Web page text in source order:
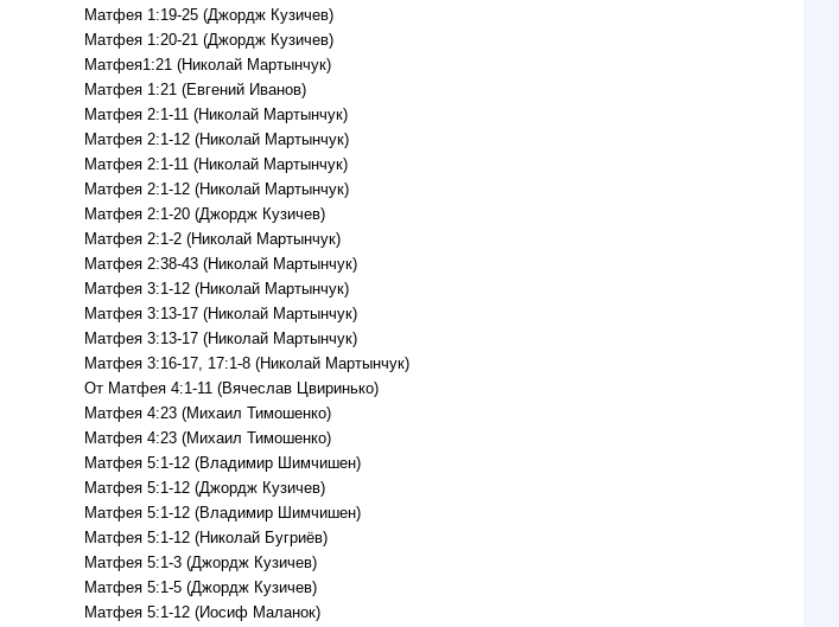
Матфея 1:19-25 (Джордж Кузичев)
Матфея 1:20-21 (Джордж Кузичев)
Матфея1:21 (Николай Мартынчук)
Матфея 1:21 (Евгений Иванов)
Матфея 2:1-11 (Николай Мартынчук)
Матфея 2:1-12 (Николай Мартынчук)
Матфея 2:1-11 (Николай Мартынчук)
Матфея 2:1-12 (Николай Мартынчук)
Матфея 2:1-20 (Джордж Кузичев)
Матфея 2:1-2 (Николай Мартынчук)
Матфея 2:38-43 (Николай Мартынчук)
Матфея 3:1-12 (Николай Мартынчук)
Матфея 3:13-17 (Николай Мартынчук)
Матфея 3:13-17 (Николай Мартынчук)
Матфея 3:16-17, 17:1-8 (Николай Мартынчук)
От Матфея 4:1-11 (Вячеслав Цвиринько)
Матфея 4:23 (Михаил Тимошенко)
Матфея 4:23 (Михаил Тимошенко)
Матфея 5:1-12 (Владимир Шимчишен)
Матфея 5:1-12 (Джордж Кузичев)
Матфея 5:1-12 (Владимир Шимчишен)
Матфея 5:1-12 (Николай Бугриёв)
Матфея 5:1-3 (Джордж Кузичев)
Матфея 5:1-5 (Джордж Кузичев)
Матфея 5:1-12 (Иосиф Маланок)